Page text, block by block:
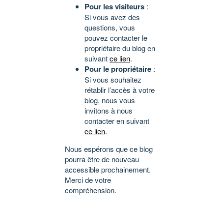
Pour les visiteurs :
Si vous avez des
questions, vous
pouvez contacter le
propriétaire du blog en
suivantce lien.
Pour le propriétaire :
Si vous souhaitez
rétablir l’accès à votre
blog, nous vous
invitons à nous
contacter en suivant
ce lien.
Nous espérons que ce blog
pourra être de nouveau
accessible prochainement.
Merci de votre
compréhension.